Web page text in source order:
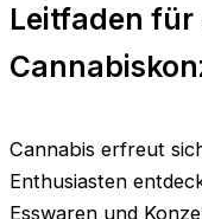
Leitfaden für
Cannabis erfreut
Enthusiasten
Esswaren und